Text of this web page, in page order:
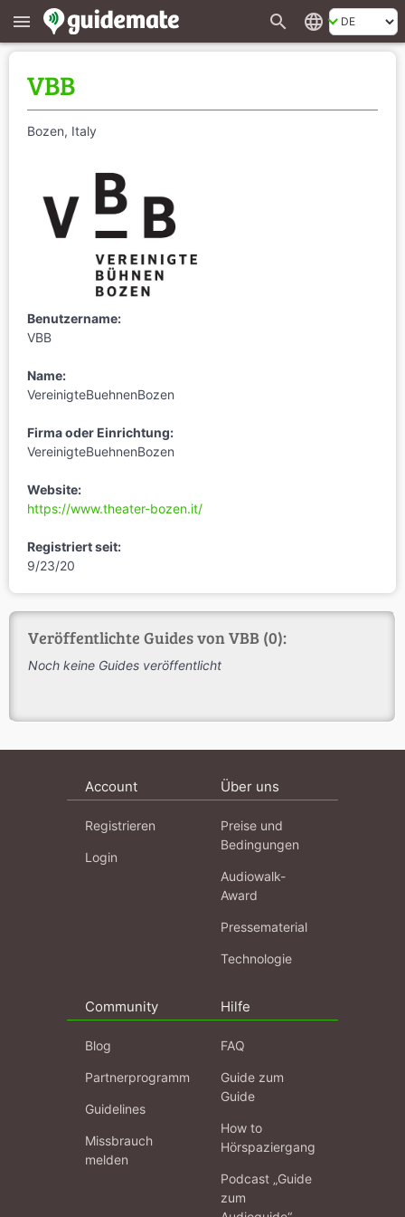
menu search language
VBB
Bozen, Italy
Benutzername:
VBB
Name:
VereinigteBuehnenBozen
Firma oder Einrichtung:
VereinigteBuehnenBozen
Website:
https://www.theater-bozen.it/
Registriert seit:
9/23/20
Veröffentlichte Guides von VBB (0):
Noch keine Guides veröffentlicht
Account
Registrieren
Login
Über uns
Preise und
Bedingungen
Audiowalk-
Award
Pressematerial
Technologie
Community
Blog
Partnerprogramm
Guidelines
Missbrauch
melden
Hilfe
FAQ
Guide zum
Guide
How to
Hörspaziergang
Podcast „Guide
zum